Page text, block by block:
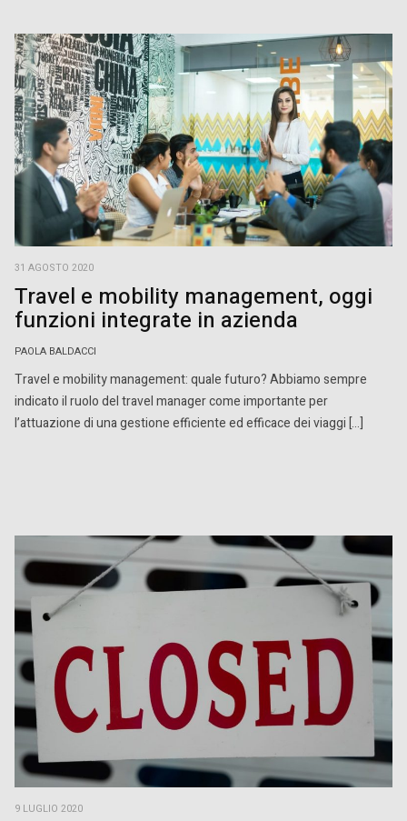
31 AGOSTO 2020
Travel e mobility management, oggi
funzioni integrate in azienda
PAOLA BALDACCI
Travel e mobility management: quale futuro? Abbiamo sempre
indicato il ruolo del travel manager come importante per
l’attuazione di una gestione efficiente ed efficace dei viaggi […]
9 LUGLIO 2020